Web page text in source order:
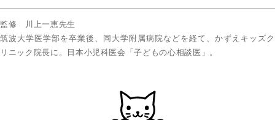
監修 川上一恵先生
筑波大学医学部を卒業後、同大学附属病院などを経て、かずえキッズク
リニック院長に。日本小児科医会「子どもの心相談医」。